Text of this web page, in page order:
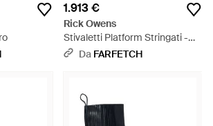
1.913 €
Rick Owens
Stivaletti Platform Stringati -
NeroDa FARFETCH